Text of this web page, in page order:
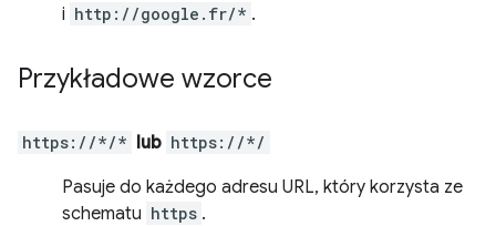
i http://google.fr/* .
Przykładowe wzorce
https://*/* lub https://*/
Pasuje do każdego adresu URL, który korzysta ze
schematu https .